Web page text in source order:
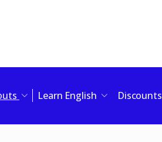
Learn English Discounts